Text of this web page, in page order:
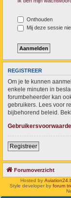
Onthouden
Mij deze sessie
REGISTREER
Om je te kunnen
enkele minuten in
forumbeheerder kan
gebruikers. Lees voor
bijbehorend beleid.
Registreer
Forumoverzicht
Hosted by
Style developer by forum